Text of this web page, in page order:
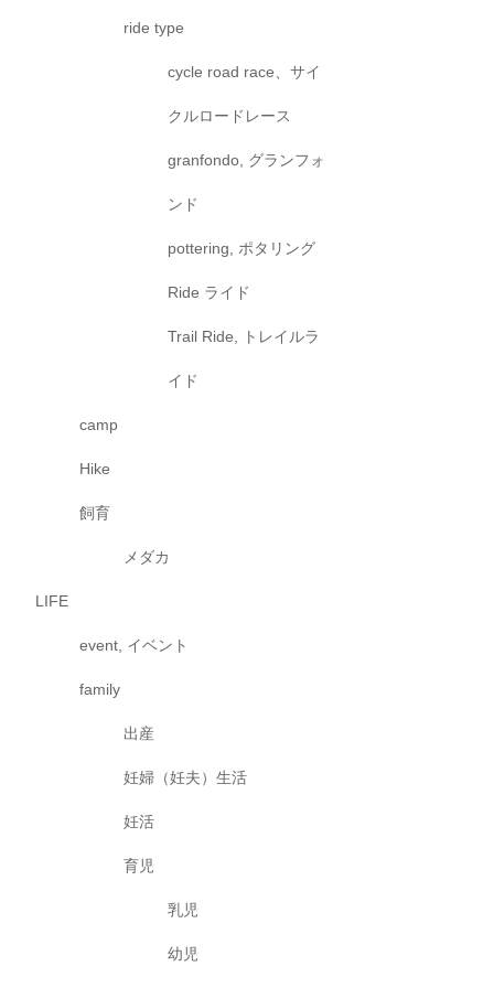
ride type
cycle road race、サイ
クルロードレース
granfondo, グランフォ
ンド
pottering, ポタリング
Ride ライド
Trail Ride, トレイルラ
イド
camp
Hike
飼育
メダカ
LIFE
event, イベント
family
出産
妊婦（妊夫）生活
妊活
育児
乳児
幼児